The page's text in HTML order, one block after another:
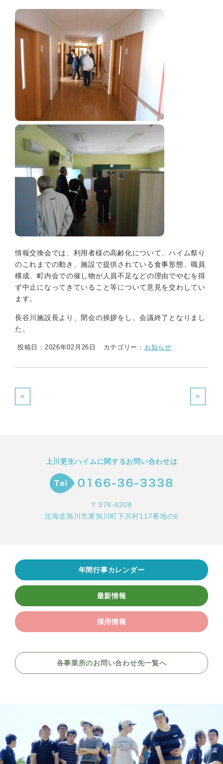
情報交換会では、利用者様の高齢化について、ハイム祭り
のこれまでの動き、施設で提供されている食事形態、職員
構成、町内会での催し物が人員不足などの理由でやむを得
ず中止になってきていること等について意見を交わしてい
ます。
長谷川施設長より、閉会の挨拶をし、会議終了となりまし
た。
投稿日：2026年02月26日 カテゴリー： お知らせ
< >
上川更生ハイムに関するお問い合わせは
〒078-8208
北海道旭川市東旭川町下兵村117番地の6
年間行事カレンダー
最新情報
採用情報
各事業所のお問い合わせ先一覧へ